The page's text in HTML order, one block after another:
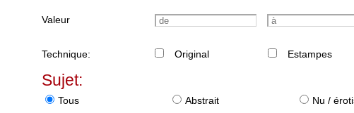
Valeur
Technique: Original Estampes
Sujet:
Tous Abstrait Nu /